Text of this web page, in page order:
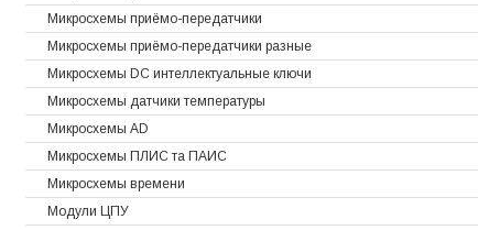
Микросхемы приёмо-передатчики
Микросхемы приёмо-передатчики разные
Микросхемы DC интеллектуальные ключи
Микросхемы датчики температуры
Микросхемы AD
Микросхемы ПЛИС та ПАИС
Микросхемы времени
Модули ЦПУ